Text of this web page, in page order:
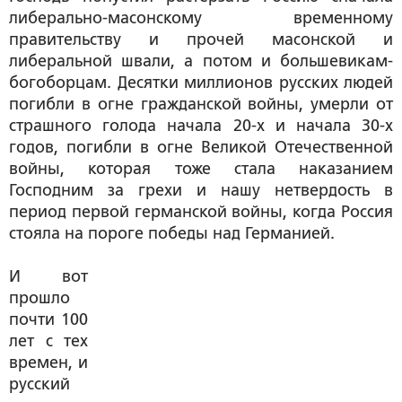
либерально-масонскому временному
правительству и прочей масонской и
либеральной швали, а потом и большевикам-
богоборцам. Десятки миллионов русских людей
погибли в огне гражданской войны, умерли от
страшного голода начала 20-х и начала 30-х
годов, погибли в огне Великой Отечественной
войны, которая тоже стала наказанием
Господним за грехи и нашу нетвердость в
период первой германской войны, когда Россия
стояла на пороге победы над Германией.
И вот
прошло
почти 100
лет с тех
времен, и
русский